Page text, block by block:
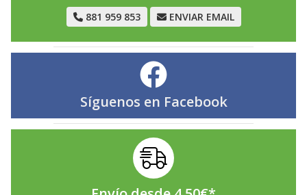
881 959 853 ENVIAR EMAIL
Síguenos en Facebook